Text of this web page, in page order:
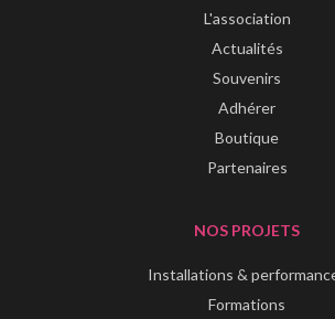
L'association
Actualités
Souvenirs
Adhérer
Boutique
Partenaires
NOS PROJETS
Installations &
Formations